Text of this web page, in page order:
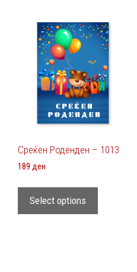
Среќен Роденден – 1013
189 ден
Select options